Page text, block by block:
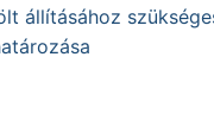
állításához